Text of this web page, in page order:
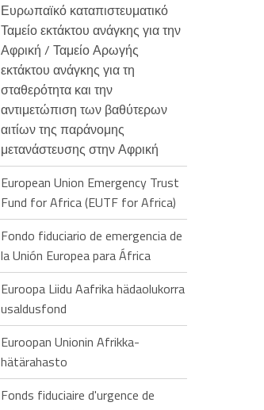
Ευρωπαϊκό καταπιστευματικό
Ταμείο εκτάκτου ανάγκης για την
Αφρική / Ταμείο Αρωγής
εκτάκτου ανάγκης για τη
σταθερότητα και την
αντιμετώπιση των βαθύτερων
αιτίων της παράνομης
μετανάστευσης στην Αφρική
European Union Emergency Trust
Fund for Africa (EUTF for Africa)
Fondo fiduciario de emergencia de
la Unión Europea para África
Euroopa Liidu Aafrika hädaolukorra
usaldusfond
Euroopan Unionin Afrikka-
hätärahasto
Fonds fiduciaire d'urgence de